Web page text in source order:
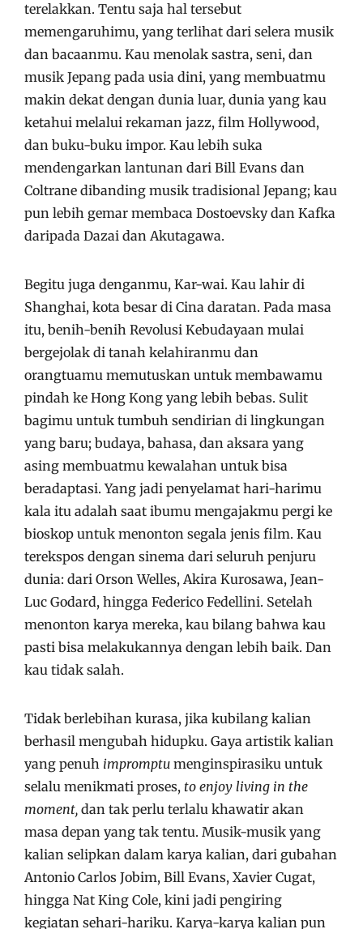
terelakkan. Tentu saja hal tersebut
memengaruhimu, yang terlihat dari selera musik
dan bacaanmu. Kau menolak sastra, seni, dan
musik Jepang pada usia dini, yang membuatmu
makin dekat dengan dunia luar, dunia yang kau
ketahui melalui rekaman jazz, film Hollywood,
dan buku-buku impor. Kau lebih suka
mendengarkan lantunan dari Bill Evans dan
Coltrane dibanding musik tradisional Jepang; kau
pun lebih gemar membaca Dostoevsky dan Kafka
daripada Dazai dan Akutagawa.
Begitu juga denganmu, Kar-wai. Kau lahir di
Shanghai, kota besar di Cina daratan. Pada masa
itu, benih-benih Revolusi Kebudayaan mulai
bergejolak di tanah kelahiranmu dan
orangtuamu memutuskan untuk membawamu
pindah ke Hong Kong yang lebih bebas. Sulit
bagimu untuk tumbuh sendirian di lingkungan
yang baru; budaya, bahasa, dan aksara yang
asing membuatmu kewalahan untuk bisa
beradaptasi. Yang jadi penyelamat hari-harimu
kala itu adalah saat ibumu mengajakmu pergi ke
bioskop untuk menonton segala jenis film. Kau
terekspos dengan sinema dari seluruh penjuru
dunia: dari Orson Welles, Akira Kurosawa, Jean-
Luc Godard, hingga Federico Fedellini. Setelah
menonton karya mereka, kau bilang bahwa kau
pasti bisa melakukannya dengan lebih baik. Dan
kau tidak salah.
Tidak berlebihan kurasa, jika kubilang kalian
berhasil mengubah hidupku. Gaya artistik kalian
yang penuh impromptu menginspirasiku untuk
selalu menikmati proses, to enjoy living in the
moment, dan tak perlu terlalu khawatir akan
masa depan yang tak tentu. Musik-musik yang
kalian selipkan dalam karya kalian, dari gubahan
Antonio Carlos Jobim, Bill Evans, Xavier Cugat,
hingga Nat King Cole, kini jadi pengiring
kegiatan sehari-hariku. Karya-karya kalian pun